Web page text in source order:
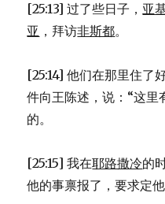
[25:13] 过了些日子， 亚
亚 ，拜访非斯都。
[25:14] 他们在那里住了
件向王陈述，说：“这里
的。
[25:15] 我在耶路撒冷的
他的事禀报了，要求定他